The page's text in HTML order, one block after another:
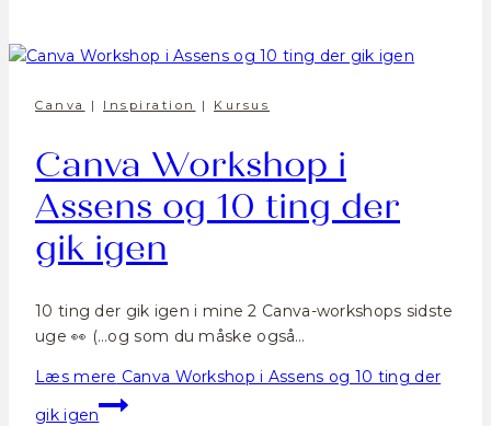
Canva | Inspiration | Kursus
Canva Workshop i
Assens og 10 ting der
gik igen
10 ting der gik igen i mine 2 Canva-workshops sidste
uge 👀 (…og som du måske også…
Læs mere Canva Workshop i Assens og 10 ting der
gik igen